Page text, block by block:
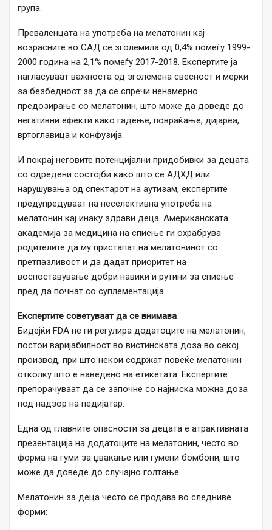
група.
Преваленцата на употреба на мелатонин кај
возрасните во САД се зголемила од 0,4% помеѓу 1999-
2000 година на 2,1% помеѓу 2017-2018. Експертите ја
нагласуваат важноста од зголемена свесност и мерки
за безбедност за да се спречи ненамерно
предозирање со мелатонин, што може да доведе до
негативни ефекти како гадење, повраќање, дијареа,
вртоглавица и конфузија.
И покрај неговите потенцијални придобивки за децата
со одредени состојби како што се АДХД или
нарушувања од спектарот на аутизам, експертите
предупредуваат на неселективна употреба на
мелатонин кај инаку здрави деца. Американската
академија за медицина на спиење ги охрабрува
родителите да му пристапат на мелатонинот со
претпазливост и да дадат приоритет на
воспоставување добри навики и рутини за спиење
пред да почнат со суплементација.
Експертите советуваат да се внимава
Бидејќи FDA не ги регулира додатоците на мелатонин,
постои варијабилност во вистинската доза во секој
производ, при што некои содржат повеќе мелатонин
отколку што е наведено на етикетата. Експертите
препорачуваат да се започне со најниска можна доза
под надзор на педијатар.
Една од главните опасности за децата е атрактивната
презентација на додатоците на мелатонин, често во
форма на гуми за џвакање или гумени бомбони, што
може да доведе до случајно голтање.
Мелатонин за деца често се продава во следниве
форми: